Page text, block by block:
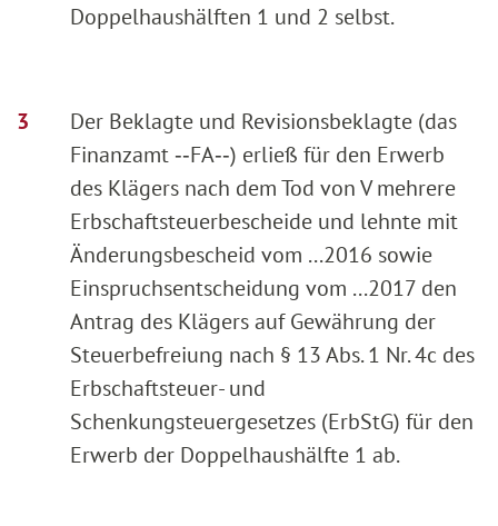
Doppelhaushälften 1 und 2 selbst.
Der Beklagte und Revisionsbeklagte (das
Finanzamt ‑‑FA‑‑) erließ für den Erwerb
des Klägers nach dem Tod von V mehrere
Erbschaftsteuerbescheide und lehnte mit
Änderungsbescheid vom ...2016 sowie
Einspruchsentscheidung vom ...2017 den
Antrag des Klägers auf Gewährung der
Steuerbefreiung nach § 13 Abs. 1 Nr. 4c des
Erbschaftsteuer- und
Schenkungsteuergesetzes (ErbStG) für den
Erwerb der Doppelhaushälfte 1 ab.